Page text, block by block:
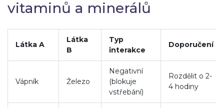
vitaminů a minerálů
Látka A
Látka
B
Typ
interakce
Doporučení
Vápník Železo
Negativní
(blokuje
vstřebání)
Rozdělit o 2-
4 hodiny